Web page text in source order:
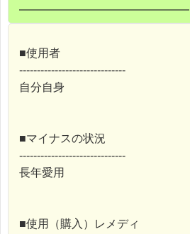
━━━━━━━━━━━━━━━
■使用者
------------------------------
自分自身
■マイナスの状況
------------------------------
長年愛用
■使用（購入）レメディ